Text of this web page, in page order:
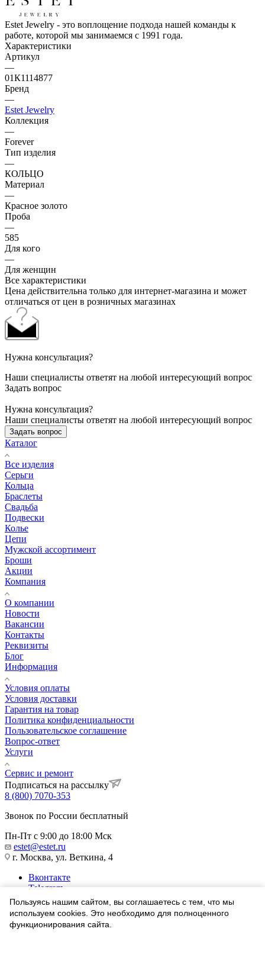
Estet Jewelry - это воплощение подхода нашей команды к
работе, которой мы занимаемся с 1991 года.
Характеристики
Артикул
—
01К1114877
Бренд
—
Estet Jewelry
Коллекция
—
Forever
Тип изделия
—
КОЛЬЦО
Материал
—
Красное золото
Проба
—
585
Для кого
—
Для женщин
Все характеристики
Цена действительна только для интернет-магазина и может
отличаться от цен в розничных магазинах
Нужна консультация?
Наши специалисты ответят на любой интересующий вопрос
Задать вопрос
Нужна консультация?
Наши специалисты ответят на любой интересующий вопрос
Задать вопрос
Каталог
Все изделия
Серьги
Кольца
Браслеты
Свадьба
Подвески
Колье
Цепи
Мужской ассортимент
Броши
Акции
Компания
О компании
Новости
Вакансии
Контакты
Реквизиты
Блог
Информация
Условия оплаты
Условия доставки
Гарантия на товар
Политика конфиденциальности
Пользовательское соглашение
Вопрос-ответ
Услуги
Сервис и ремонт
Подписаться на рассылку
8 (800) 7070-353
Звонок по России бесплатный
Пн-Пт с 9:00 до 18:00 Мск
estet@estet.ru
г. Москва, ул. Веткина, 4
Вконтакте
Telegram
Одноклассники
WhatsApp
1991-2026 © Ювелирный Дом ЭСТЕТ
Пользуясь нашим сайтом, вы соглашаетесь с тем, что мы
используем cookies. Это необходимо для полноценного
функционирования сайта.